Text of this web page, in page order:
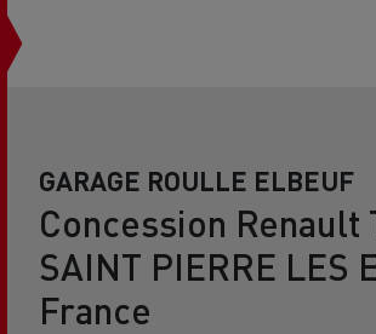
GARAGE ROULLE ELBEUF
Concession Renault
SAINT PIERRE LES
France